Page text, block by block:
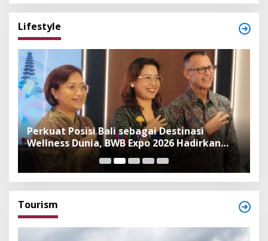
Lifestyle
Perkuat Posisi Bali sebagai Destinasi
Wellness Dunia, BWB Expo 2026 Hadirkan
Exhibitor Nasional dan Global
Tourism